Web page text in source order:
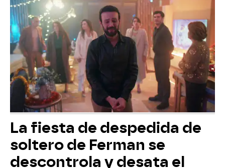
La fiesta de despedida de
soltero de Ferman se
descontrola y desata el